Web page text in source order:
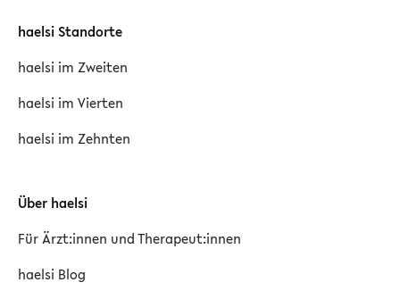
haelsi Standorte
haelsi im Zweiten
haelsi im Vierten
haelsi im Zehnten
Über haelsi
Für Ärzt:innen und Therapeut:innen
haelsi Blog